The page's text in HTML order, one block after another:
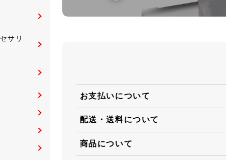
サリ
お支払いについて
配送・送料について
商品について